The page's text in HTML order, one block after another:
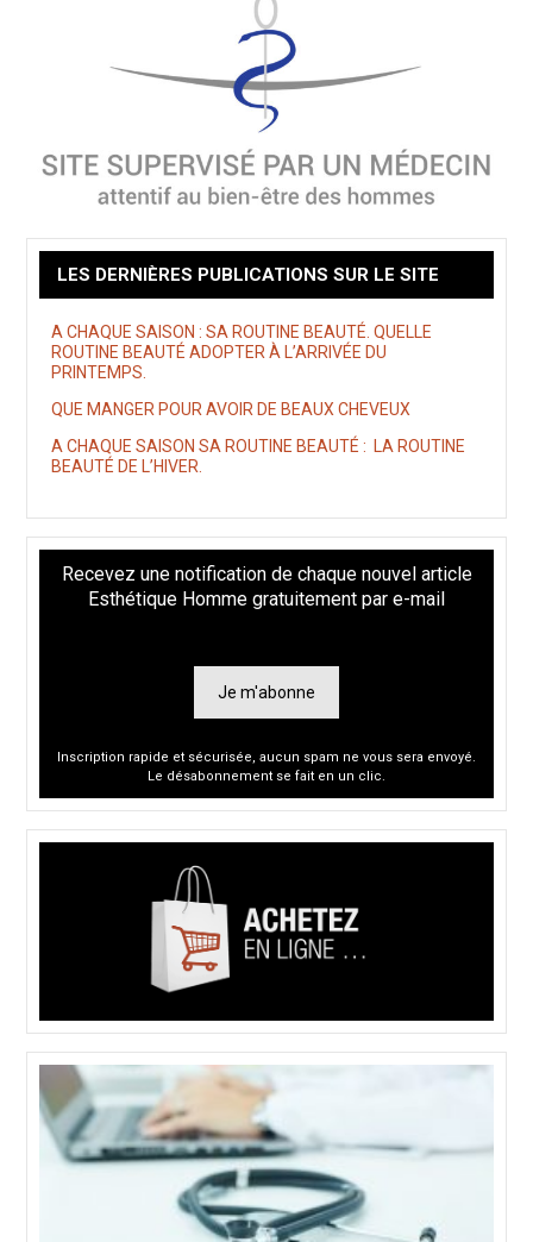
LES DERNIÈRES PUBLICATIONS SUR LE SITE
A CHAQUE SAISON : SA ROUTINE BEAUTÉ. QUELLE
ROUTINE BEAUTÉ ADOPTER À L’ARRIVÉE DU
PRINTEMPS.
QUE MANGER POUR AVOIR DE BEAUX CHEVEUX
A CHAQUE SAISON SA ROUTINE BEAUTÉ : LA ROUTINE
BEAUTÉ DE L’HIVER.
Recevez une notification de chaque nouvel article
Esthétique Homme gratuitement par e-mail
Je m'abonne
Inscription rapide et sécurisée, aucun spam ne vous sera envoyé.
Le désabonnement se fait en un clic.